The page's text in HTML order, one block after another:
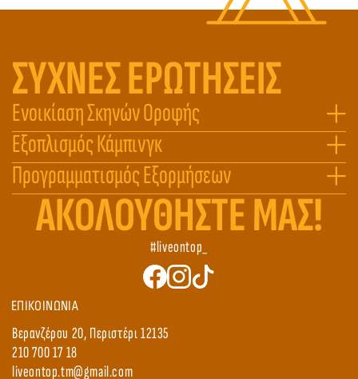
ΣΥΧΝΕΣ ΕΡΩΤΗΣΕΙΣ
Ενοικίαση Σκηνών Οροφής
Εξοπλισμός Κάμπινγκ
Προγραμματισμός Εξορμήσεων
ΑΚΟΛΟΥΘHΣΤΕ ΜΑΣ!
#liveontop_
ΕΠΙΚΟΙΝΩΝΙΑ
Βερανζέρου 20, Περιστέρι 12135
210 700 17 18
liveontop.tm@gmail.com